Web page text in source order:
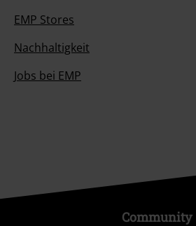
EMP Stores
Nachhaltigkeit
Jobs bei EMP
Community